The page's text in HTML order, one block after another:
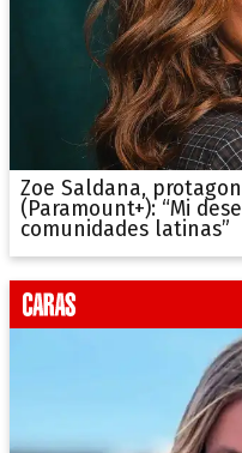
Zoe Saldana,
(Paramount+): “Mi
comunidades latinas”